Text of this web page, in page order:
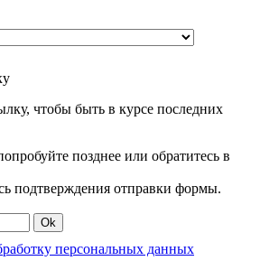
чтобы быть в курсе последних
позднее или обратитесь в
подтверждения отправки формы.
Ok
персональных данных